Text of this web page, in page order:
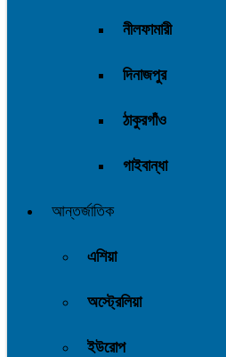
নীলফামারী
দিনাজপুর
ঠাকুরগাঁও
গাইবান্ধা
আন্তর্জাতিক
এশিয়া
অস্ট্রেলিয়া
ইউরোপ